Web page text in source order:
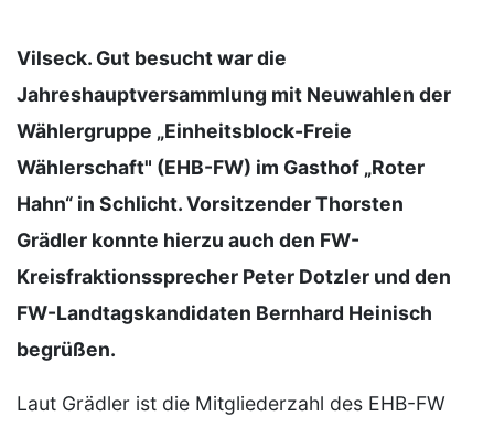
Vilseck. Gut besucht war die
Jahreshauptversammlung mit Neuwahlen der
Wählergruppe „Einheitsblock-Freie
Wählerschaft" (EHB-FW) im Gasthof „Roter
Hahn“ in Schlicht. Vorsitzender Thorsten
Grädler konnte hierzu auch den FW-
Kreisfraktionssprecher Peter Dotzler und den
FW-Landtagskandidaten Bernhard Heinisch
begrüßen.
Laut Grädler ist die Mitgliederzahl des EHB-FW